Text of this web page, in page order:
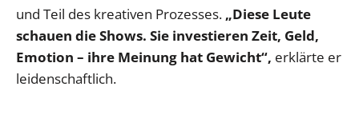
und Teil des kreativen Prozesses. „Diese Leute
schauen die Shows. Sie investieren Zeit, Geld,
Emotion – ihre Meinung hat Gewicht“, erklärte er
leidenschaftlich.